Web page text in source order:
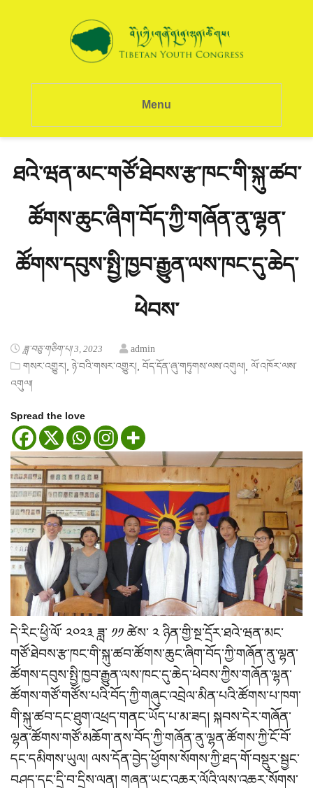
Menu
ཐའེ་ཝན་མང་གཙོ་ཐེབས་རྩ་ཁང་གི་སྐུ་ཚབ་
ཚོགས་ཆུང་ཞིག་བོད་ཀྱི་གཞོན་ནུ་ལྷན་
ཚོགས་དབུས་སྤྱི་ཁྱབ་རྒྱུན་ལས་ཁང་དུ་ཆེད་
ཕེབས་
ཟླ་བཅུ་གཅིག་པ། 3, 2023
admin
གསར་འགྱུར། ཉེ་བའི་གསར་འགྱུར། བོད་དོན་ཞུ་གཏུགས་ལས་འགུལ། ལོ་འཁོར་ལས་
འགུལ།
Spread the love
དེ་རིང་ཕྱི་ལོ་ ༢༠༢༣ ཟླ་ ༡༡ ཚེས་ ༢ ཉིན་གྱི་སྔ་དྲོར་ཐའེ་ཝན་མང་
གཙོ་ཐེབས་རྩ་ཁང་གི་སྐུ་ཚབ་ཚོགས་ཆུང་ཞིག་བོད་ཀྱི་གཞོན་ནུ་ལྷན་
ཚོགས་དབུས་སྤྱི་ཁྱབ་རྒྱུན་ལས་ཁང་དུ་ཆེད་ཕེབས་ཀྱིས་གཞོན་ལྷན་
ཚོགས་གཙོ་གཙོས་པའི་བོད་ཀྱི་གཞུང་འབྲེལ་མིན་པའི་ཚོགས་པ་ཁག་
གི་སྐུ་ཚབ་དང་ཐུག་འཕྲད་གནང་ཡོད་པ་མ་ཟད། སྐབས་དེར་གཞོན་
ལྷན་ཚོགས་གཙོ་མཆོག་ནས་བོད་ཀྱི་གཞོན་ནུ་ལྷན་ཚོགས་ཀྱི་ངོ་བོ་
དང་དམིགས་ཡུལ། ལས་དོན་བྱེད་ཕྱོགས་སོགས་ཀྱི་ཐད་གོ་བསྡུར་སྦྱང་
བཤད་དང་དྲི་བ་དྲིས་ལན། གཞན་ཡང་འཆར་ལོའི་ལས་འཆར་སོགས་